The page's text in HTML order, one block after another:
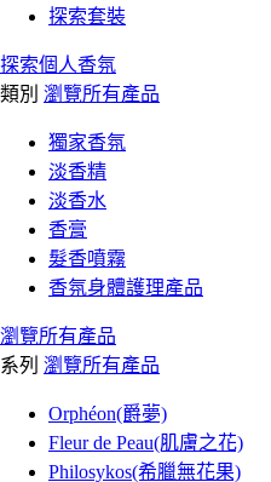
探索套裝
探索個人香氛
類別 瀏覽所有產品
獨家香氛
淡香精
淡香水
香膏
髮香噴霧
香氛身體護理產品
瀏覽所有產品
系列 瀏覽所有產品
Orphéon(爵夢)
Fleur de Peau(肌膚之花)
Philosykos(希臘無花果)